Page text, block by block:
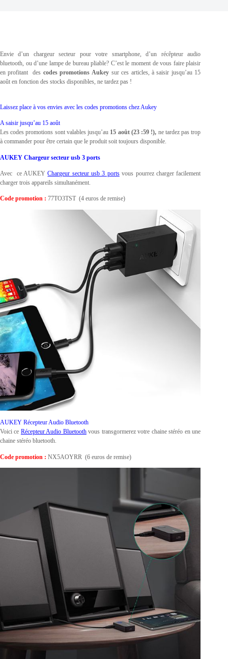
Envie d’un chargeur secteur pour votre smartphone, d’un récêpteur audio
bluetooth, ou d’une lampe de bureau pliable? C’est le moment de vous faire plaisir
en profitant des codes promotions Aukey sur ces articles, à saisir jusqu’au 15
août en fonction des stocks disponibles, ne tardez pas !
Laissez place à vos envies avec les codes promotions chez Aukey
A saisir jusqu’au 15 août
Les codes promotions sont valables jusqu’au 15 août (23 :59 !), ne tardez pas trop
à commander pour être certain que le produit soit toujours disponible.
AUKEY Chargeur secteur usb 3 ports
Avec ce AUKEYChargeur secteur usb 3 portsvous pourrez charger facilement
charger trois appareils simultanément.
Code promotion : 77TO3TST (4 euros de remise)
AUKEY Récepteur Audio Bluetooth
Voici ce Récepteur Audio Bluetoothvous transgormerez votre chaine stéréo en une
chaine stéréo bluetooth.
Code promotion : NX5AOYRR (6 euros de remise)